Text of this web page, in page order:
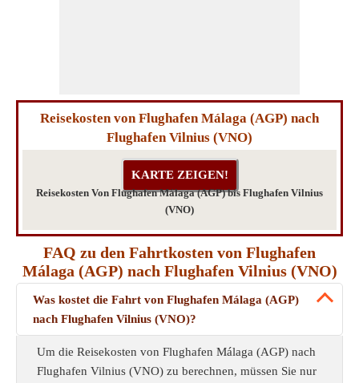
Reisekosten von Flughafen Málaga (AGP) nach
Flughafen Vilnius (VNO)
Reisekosten Von Flughafen Málaga (AGP) bis Flughafen Vilnius
(VNO)
FAQ zu den Fahrtkosten von Flughafen
Málaga (AGP) nach Flughafen Vilnius (VNO)
Was kostet die Fahrt von Flughafen Málaga (AGP)
nach Flughafen Vilnius (VNO)?
Um die Reisekosten von Flughafen Málaga (AGP) nach
Flughafen Vilnius (VNO) zu berechnen, müssen Sie nur